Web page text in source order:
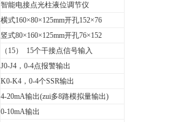
智能电接点光柱液位调节仪
横式160×80×125mm开孔152×76
竖式80×160×125mm开孔76×152
（ 15） 15个干接点信号输入
J0-J4 ，0-4点报警输出
K0-K4 ，0-4个SSR输出
4-20mA输出(zui多8路模拟量输出)
0-10mA输出